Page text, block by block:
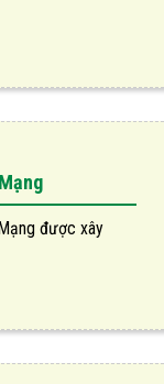
được xây